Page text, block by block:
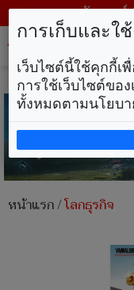
วันเสา
หน้าแรก/โลกธุรกิจ
การเก็บและใ
เว็บไซต์นี้ใช้คุกกี้เ
การใช้เว็บไซต์ขอ
ทั้งหมดตามนโยบา